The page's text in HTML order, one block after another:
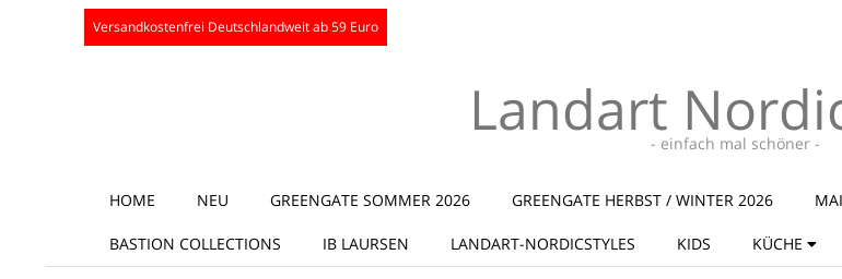
Versandkostenfrei Deutschlandweit ab 59 Euro
Landart- einfach mal schöner -
Secondary
Menu
HOME NEU GREENGATE SOMMER 2026 GREENGATE HERBST / WINTER 2026
BASTION COLLECTIONS IB LAURSEN LANDART-NORDICSTYLES KIDS KÜCHE